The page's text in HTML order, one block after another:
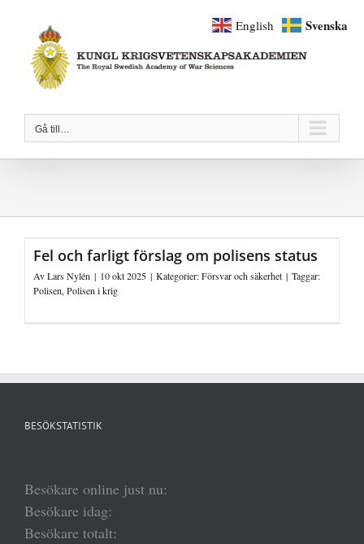
innehållet
Gå till…
Fel och farligt förslag om polisens status
AvLars Nylén | 10 okt 2025 | Kategorier:Försvar och säkerhet | Taggar:
Polisen,Polisen i krig
BESÖKSTATISTIK
Besökare online just nu:
Besökare idag:
Besökare totalt:
English Svenska